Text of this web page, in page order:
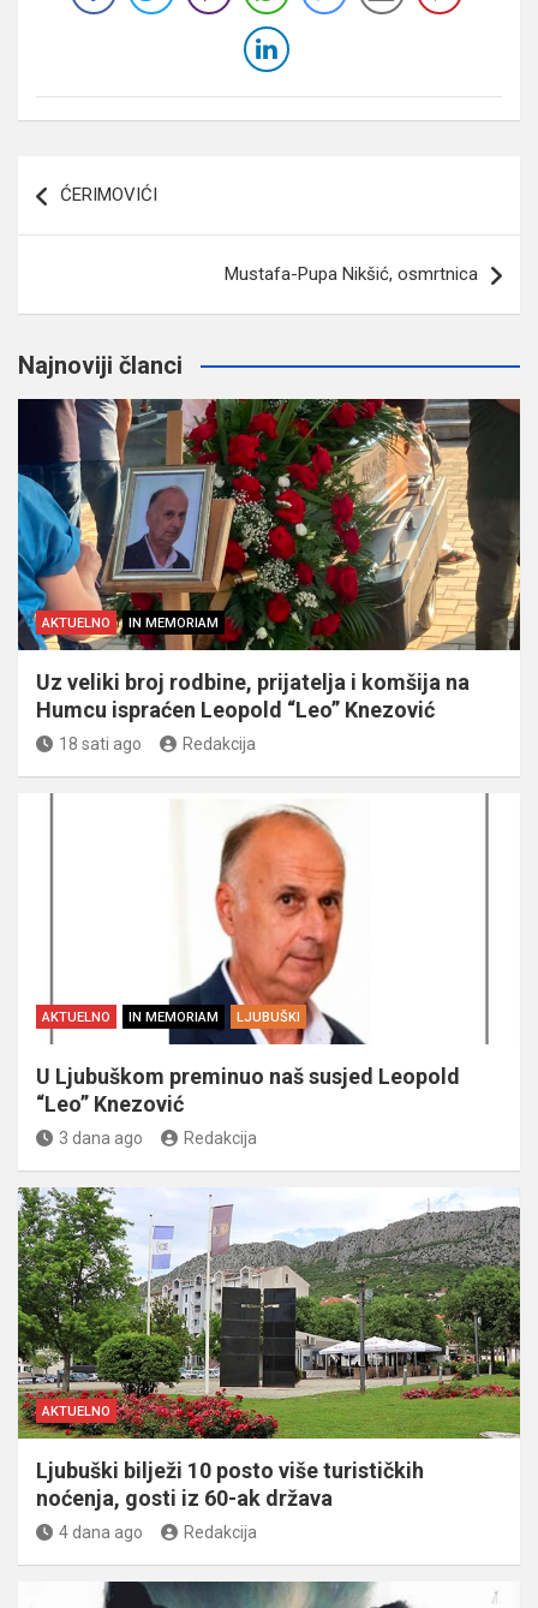
članaka
ĆERIMOVIĆI
Mustafa-Pupa Nikšić, osmrtnica
Najnoviji članci
AKTUELNO IN MEMORIAM
Uz veliki broj rodbine, prijatelja i komšija na
Humcu ispraćen Leopold “Leo” Knezović
18 sati ago Redakcija
AKTUELNO IN MEMORIAM LJUBUŠKI
U Ljubuškom preminuo naš susjed Leopold
“Leo” Knezović
3 dana ago Redakcija
AKTUELNO
Ljubuški bilježi 10 posto više turističkih
noćenja, gosti iz 60-ak država
4 dana ago Redakcija